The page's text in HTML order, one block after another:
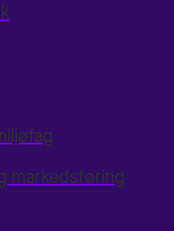
markedsføring